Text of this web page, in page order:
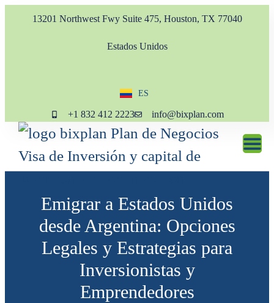
13201 Northwest Fwy Suite 475, Houston, TX 77040
Estados Unidos
ES
EN
+1 832 412 2223 info@bixplan.com
Emigrar a Estados Unidos
desde Argentina: Opciones
Legales y Estrategias para
Inversionistas y
Emprendedores